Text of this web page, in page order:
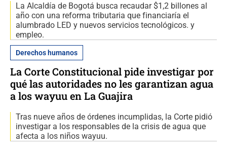
La Alcaldía de Bogotá busca recaudar $1,2 billones al
año con una reforma tributaria que financiaría el
alumbrado LED y nuevos servicios tecnológicos. y
empleo.
Derechos humanos
La Corte Constitucional pide investigar por
qué las autoridades no les garantizan agua
a los wayuu en La Guajira
Tras nueve años de órdenes incumplidas, la Corte pidió
investigar a los responsables de la crisis de agua que
afecta a los niños wayuu.